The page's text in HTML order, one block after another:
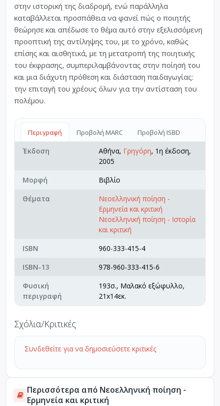
στην ιστορική της διαδρομή, ενώ παράλληλα
καταβάλλεται προσπάθεια να φανεί πώς ο ποιητής
θεώρησε και απέδωσε το θέμα αυτό στην εξελισσόμενη
προοπτική της αντίληψης του, με το χρόνο, καθώς
επίσης και αισθητικά, με τη μετατροπή της ποιητικής
του έκφρασης, συμπεριλαμβάνοντας στην ποίησή του
και μια διάχυτη πρόθεση και διάσταση παιδαγωγίας:
την επιταγή του χρέους όλων για την αντίσταση του
πολέμου.
Περιγραφή Προβολή MARC Προβολή ISBD
Έκδοση Αθήνα, Γρηγόρη, 1η έκδοση,
2005
Μορφή
Βιβλίο
Θέματα
Νεοελληνική ποίηση -
Ερμηνεία και κριτική
Νεοελληνική ποίηση - Ιστορία
και κριτική
ISBN
960-333-415-4
ISBN-13
978-960-333-415-6
Φυσική
περιγραφή
193σ., Μαλακό εξώφυλλο,
21x14εκ.
Σχόλια/Κριτικές
Συνδεθείτε για να δημοσιεύσετε κριτικές
Περισσότερα από Νεοελληνική ποίηση -
Ερμηνεία και κριτική